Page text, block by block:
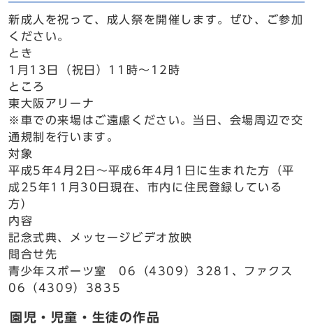
新成人を祝って、成人祭を開催します。ぜひ、ご参加
ください。
とき
1月13日（祝日）11時～12時
ところ
東大阪アリーナ
※車での来場はご遠慮ください。当日、会場周辺で交
通規制を行います。
対象
平成5年4月2日～平成6年4月1日に生まれた方（平
成25年11月30日現在、市内に住民登録している
方）
内容
記念式典、メッセージビデオ放映
問合せ先
青少年スポーツ室 06（4309）3281、ファクス
06（4309）3835
園児・児童・生徒の作品